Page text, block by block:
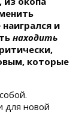
и
находить
которые
для новой